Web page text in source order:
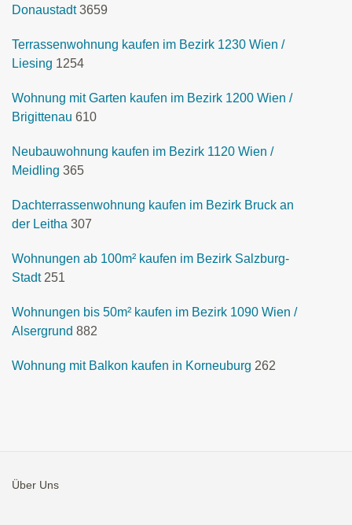
Donaustadt 3659
Terrassenwohnung kaufen im Bezirk 1230 Wien /
Liesing 1254
Wohnung mit Garten kaufen im Bezirk 1200 Wien /
Brigittenau 610
Neubauwohnung kaufen im Bezirk 1120 Wien /
Meidling 365
Dachterrassenwohnung kaufen im Bezirk Bruck an
der Leitha 307
Wohnungen ab 100m² kaufen im Bezirk Salzburg-
Stadt 251
Wohnungen bis 50m² kaufen im Bezirk 1090 Wien /
Alsergrund 882
Wohnung mit Balkon kaufen in Korneuburg 262
Über Uns